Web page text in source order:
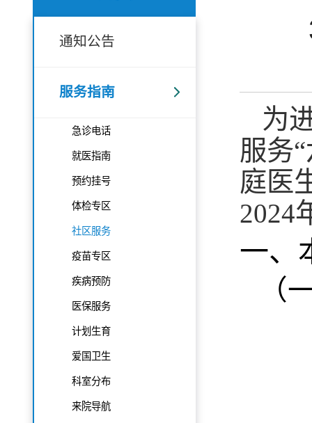
通知公告
服务指南
急诊电话
就医指南
预约挂号
体检专区
社区服务
疫苗专区
疾病预防
医保服务
计划生育
爱国卫生
科室分布
来院导航
为
服务
庭医
2024
一、
（